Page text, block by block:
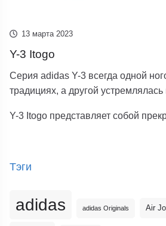
13 марта 2023
Y-3 Itogo
Серия adidas Y-3 всегда одной
традициях, а другой
Y-3 Itogo представляет собой
Тэги
adidas adidas Originals Air